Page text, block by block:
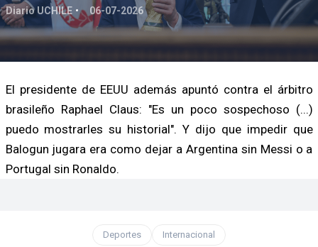
Diario UCHILE 06-07-2026
El presidente de EEUU además apuntó contra el árbitro
brasileño Raphael Claus: "Es un poco sospechoso (...)
puedo mostrarles su historial". Y dijo que impedir que
Balogun jugara era como dejar a Argentina sin Messi o a
Portugal sin Ronaldo.
Deportes Internacional